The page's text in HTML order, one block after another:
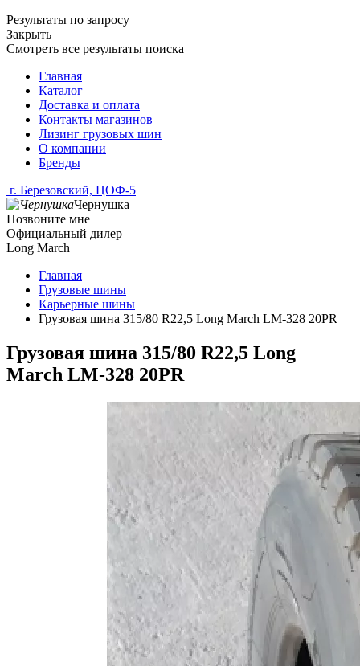
Результаты по запросу
Закрыть
Смотреть все результаты поиска
Главная
Каталог
Доставка и оплата
Контакты магазинов
Лизинг грузовых шин
О компании
Бренды
г. Березовский, ЦОФ-5
Чернушка
Позвоните мне
Официальный дилер
Long March
Главная
Грузовые шины
Карьерные шины
Грузовая шина 315/80 R22,5 Long March LM-328 20PR
Грузовая шина 315/80 R22,5 Long
March LM-328 20PR